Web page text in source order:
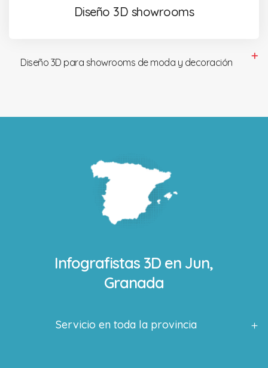
Diseño 3D showrooms
Diseño 3D para showrooms de moda y decoración
Infografistas 3D en Jun,
Granada
Servicio en toda la provincia